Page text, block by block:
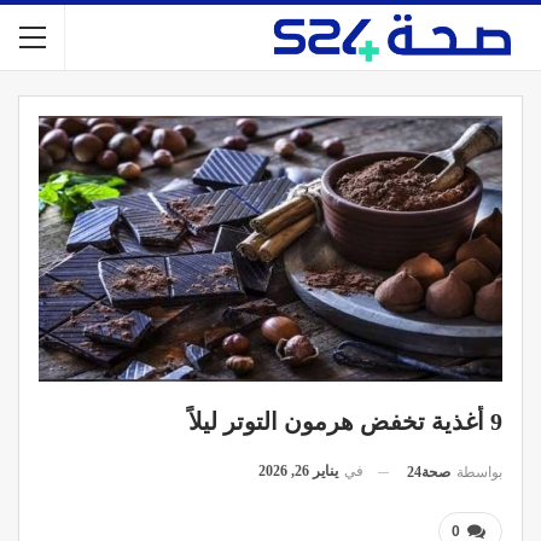
9 أغذية تخفض هرمون التوتر ليلاً
بواسطة صحة24 في يناير 26, 2026
0